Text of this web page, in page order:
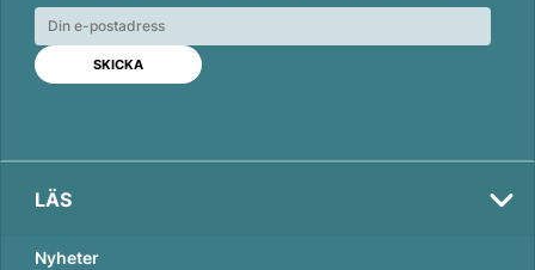
e
d
n
b
o
o
k
l
LÄS
Nyheter